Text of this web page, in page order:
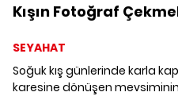
Kışın Fotoğraf
SEYAHAT
Soğuk kış günlerinde karla
karesine dönüşen